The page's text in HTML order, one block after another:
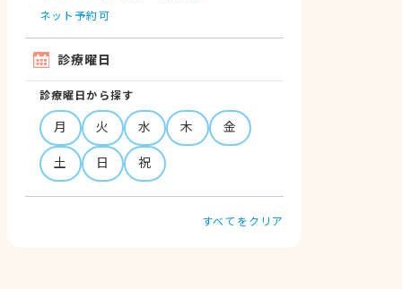
ネット予約可
診療曜日
診療曜日から探す
月 火 水 木
金
土
日 祝
すべてをクリア